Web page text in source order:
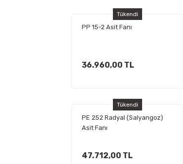
Tükendi
PP 15-2 Asit Fanı
36.960,00 TL
Tükendi
PE 252 Radyal (Salyangoz)
Asit Fanı
47.712,00 TL